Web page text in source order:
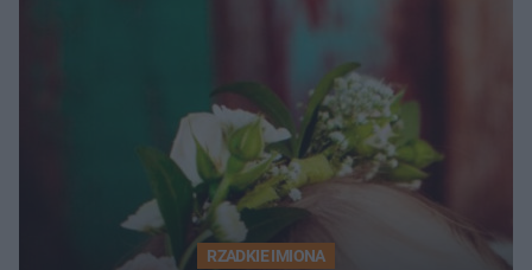
RZADKIE IMIONA